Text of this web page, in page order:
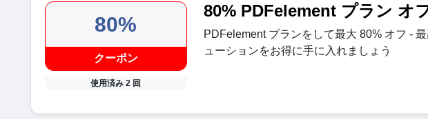
80%
クーポン
使用済み 2 回
80% PDFelement プラン オ
PDFelement プランをして最大 80% オフ -
ューションをお得に手に入れましょう